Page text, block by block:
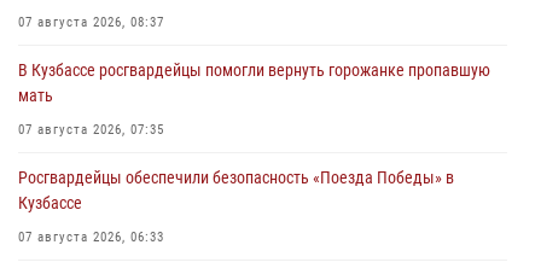
07 августа 2026, 08:37
В Кузбассе росгвардейцы помогли вернуть горожанке пропавшую
мать
07 августа 2026, 07:35
Росгвардейцы обеспечили безопасность «Поезда Победы» в
Кузбассе
07 августа 2026, 06:33